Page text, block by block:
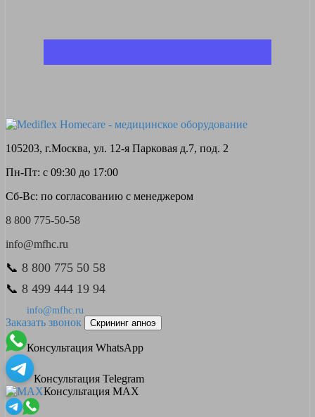
105203, г.Москва, ул. 12-я Парковая д.7, под. 2
Пн-Пт: с 09:30 до 17:00
Сб-Вс: по согласованию с менеджером
8 800 775-50-58
info@mfhc.ru
📞 8 800 775 50 58
📞 8 499 444 19 94
info@mfhc.ru
Заказать звонок Скрининг апноэ
Консультация WhatsApp
Консультация Telegram
Консультация MAX